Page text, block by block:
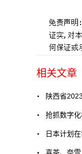
相关文章
陕西省
抢抓数字
日本计划
喜茶、奈